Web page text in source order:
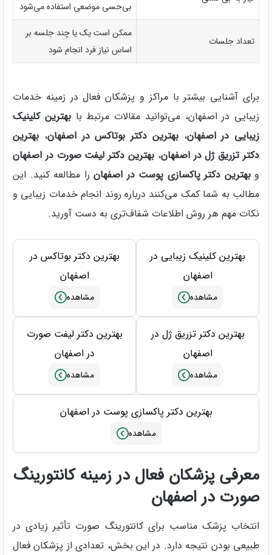
بی‌حسی موضعی استفاده می‌شود
تعداد جلسات
ممکن است یک یا چند جلسه بر
اساس نیاز فرد انجام شود
برای آشنایی بیشتر با مراکز و پزشکان فعال در زمینه خدمات
زیبایی در اصفهان، می‌توانید مقالات مرتبط بابهترین کلینیک
زیبایی در اصفهان،بهترین دکتر بوتاکس در اصفهان، بهترین
دکتر تزریق ژل در اصفهان، بهترین دکتر لیفت صورت در اصفهان
وبهترین دکتر پاکسازی پوست در اصفهان را مطالعه کنید. این
مطالب به شما کمک می‌کنند درباره روند انجام خدمات زیبایی و
نکات مهم هر روش اطلاعات شفاف‌تری به دست آورید.
بهترین کلینیک زیبایی در
اصفهان
بهترین دکتر بوتاکس در
اصفهان
بهترین دکتر تزریق ژل در
اصفهان
بهترین دکتر لیفت صورت
در اصفهان
بهترین دکتر پاکسازی پوست در اصفهان
معرفی پزشکان فعال در زمینه کانتورینگ
صورت در اصفهان
انتخاب پزشک مناسب برای کانتورینگ صورت تأثیر زیادی در
طبیعی بودن نتیجه دارد. در این بخش، تعدادی از پزشکان فعال